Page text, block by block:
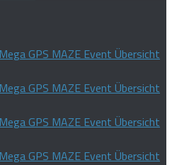
GPS MAZE Event Übersicht
GPS MAZE Event Übersicht
GPS MAZE Event Übersicht
GPS MAZE Event Übersicht